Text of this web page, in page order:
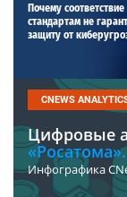
Почему соответствие
стандартам не
защиту от
CNEWS
Цифровые
«Росатома».
Инфографика